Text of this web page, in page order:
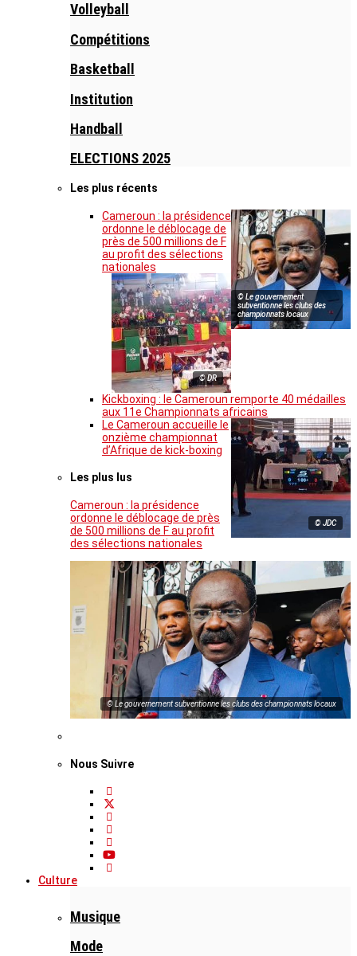
Volleyball
Compétitions
Basketball
Institution
Handball
ELECTIONS 2025
Les plus récents
© Le gouvernement
subventionne les clubs des
championnats locaux
Cameroun : la présidence
ordonne le déblocage de
près de 500 millions de F
au profit des sélections
nationales
© DR
Kickboxing : le Cameroun remporte 40 médailles
aux 11e Championnats africains
© JDC
Le Cameroun accueille le
onzième championnat
d’Afrique de kick-boxing
Les plus lus
Cameroun : la présidence
ordonne le déblocage de près
de 500 millions de F au profit
des sélections nationales
© Le gouvernement subventionne les clubs des championnats locaux
Nous Suivre
Culture
Musique
Mode